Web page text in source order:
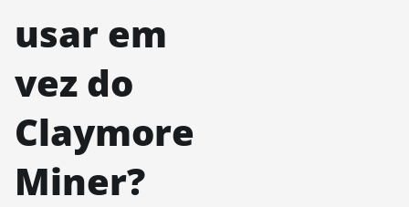
usar em
vez do
Claymore
Miner?